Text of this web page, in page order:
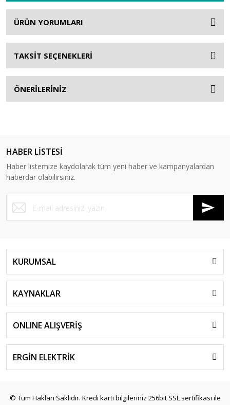
ÜRÜN YORUMLARI
TAKSİT SEÇENEKLERİ
ÖNERİLERİNİZ
HABER LİSTESİ
Haber listemize kaydolarak tüm yeni haber ve kampanyalardan
haberdar olabilirsiniz.
KURUMSAL
KAYNAKLAR
ONLINE ALIŞVERİŞ
ERGİN ELEKTRİK
© Tüm Hakları Saklıdır. Kredi kartı bilgileriniz 256bit SSL sertifikası ile